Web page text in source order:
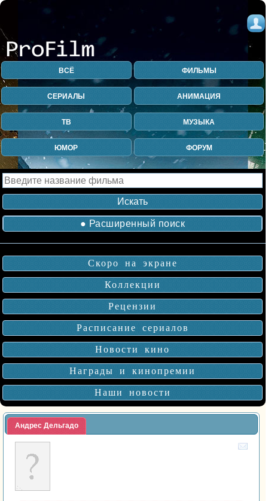
ВСЁ ФИЛЬМЫ
СЕРИАЛЫ АНИМАЦИЯ
ТВ МУЗЫКА
ЮМОР ФОРУМ
● Расширенный поиск
Скоро на экране
Коллекции
Рецензии
Расписание сериалов
Новости кино
Награды и кинопремии
Наши новости
Андрес Дельгадо